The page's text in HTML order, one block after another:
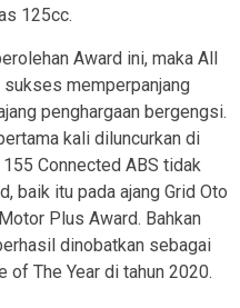
125cc.
Award ini, maka All
memperpanjang
penghargaan bergengsi.
kali diluncurkan di
Connected ABS tidak
baik itu pada ajang Grid Oto
Plus Award. Bahkan
dinobatkan sebagai
of The Year di tahun 2020.